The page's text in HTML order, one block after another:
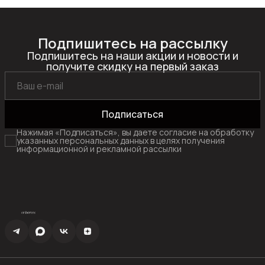
Подпишитесь на рассылку
Подпишитесь на наши акции и новости и
получите скидку на первый заказ
Подписаться
Нажимая «Подписаться», вы даете согласие на обработку
указанных персональных данных в целях получения
информационной и рекламной рассылки